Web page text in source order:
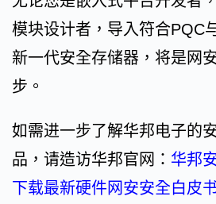
模块设计者，导入符合PQC
新一代安全存储器，将是网
步。
如需进一步了解华邦电子的
品，请造访华邦官网： 华邦
下载最新硬件网安安全白皮